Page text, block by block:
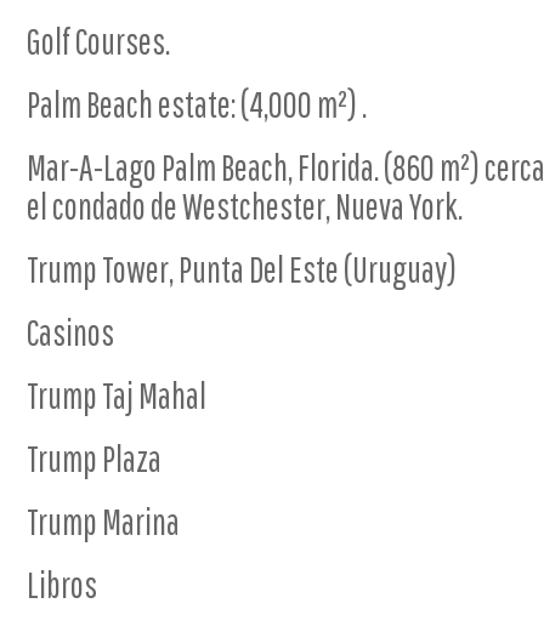
Golf Courses.
Palm Beach estate: (4,000 m²) .
Mar-A-Lago Palm Beach, Florida. (860 m²)
el condado de Westchester, Nueva York.
Trump Tower, Punta Del Este (Uruguay)
Casinos
Trump Taj Mahal
Trump Plaza
Trump Marina
Libros